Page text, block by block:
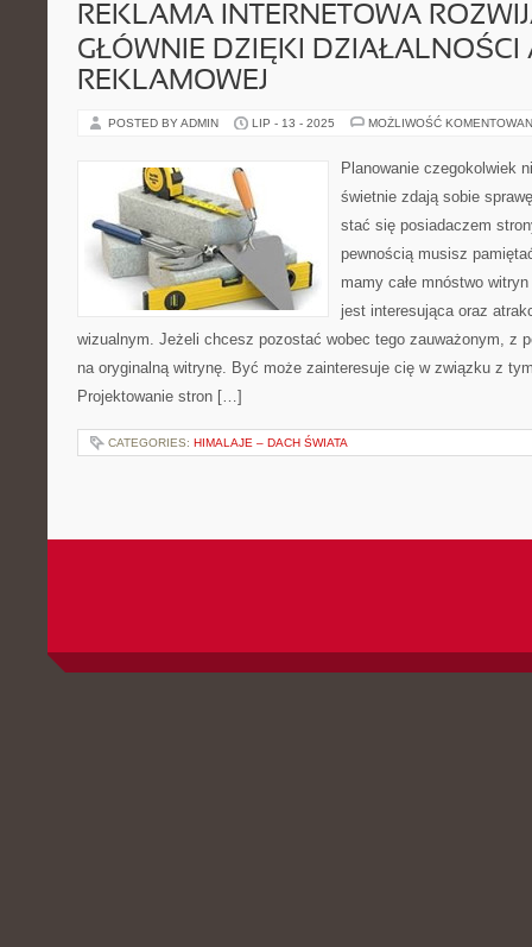
REKLAMA INTERNETOWA
GŁÓWNIE DZIĘKI DZIAŁALNOŚCI
REKLAMOWEJ
POSTED BY ADMIN LIP - 13 - 2025 MOŻLIWOŚĆ
Planowanie czegokolwiek
świetnie zdają sobie
stać się posiadaczem
pewnością musisz
mamy całe mnóstwo
jest interesująca oraz
wizualnym. Jeżeli chcesz pozostać wobec tego zauważonym, z
na oryginalną witrynę. Być może zainteresuje cię w związku z
Projektowanie stron […]
CATEGORIES: HIMALAJE – DACH ŚWIATA